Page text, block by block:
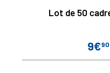
Lot de 50
Prix
9€90